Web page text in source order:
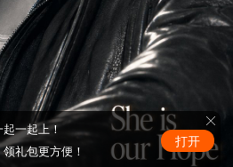
一起上！
礼包更方便！
打开